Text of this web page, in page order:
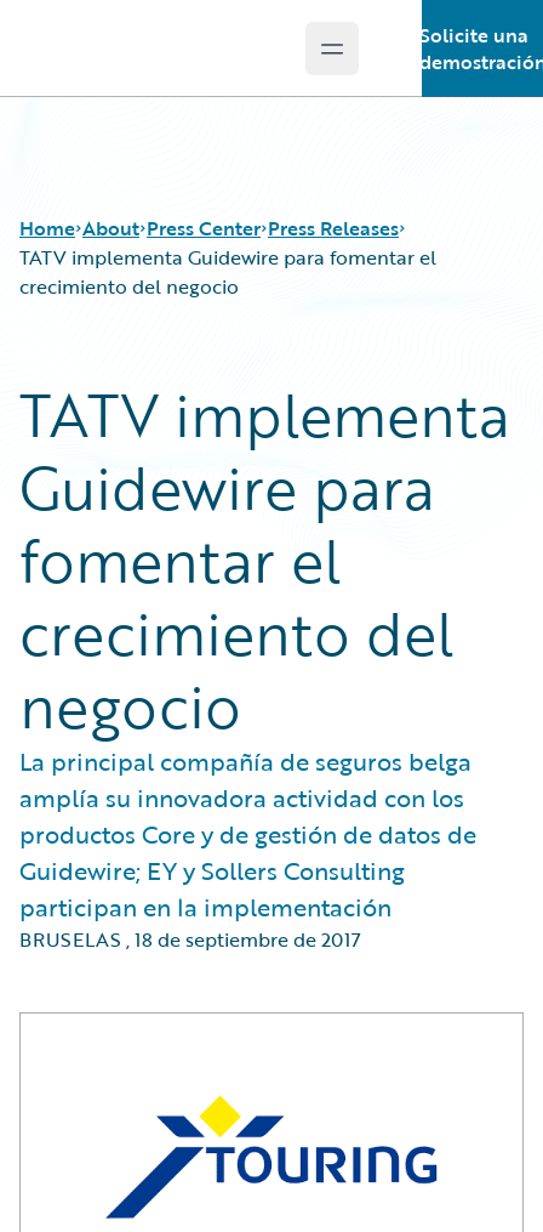
Open main menu
Solicite una
Home About Press Center Press Releases
TATV implementa Guidewire para fomentar el
crecimiento del negocio
TATV implementa
Guidewire para
fomentar el
crecimiento del
negocio
La principal compañía de seguros belga
amplía su innovadora actividad con los
productos Core y de gestión de datos de
Guidewire; EY y Sollers Consulting
participan en la implementación
BRUSELAS ,18 de septiembre de 2017